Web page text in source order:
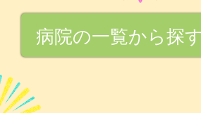
病院の一覧から探